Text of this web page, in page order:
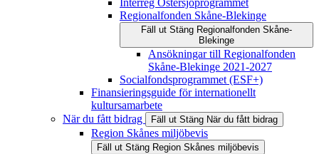
Interreg Östersjöprogrammet
Regionalfonden Skåne-Blekinge
Fäll ut Stäng Regionalfonden Skåne-
Blekinge
Ansökningar till Regionalfonden
Skåne-Blekinge 2021-2027
Socialfondsprogrammet (ESF+)
Finansieringsguide för internationellt
kultursamarbete
När du fått bidrag
Fäll ut Stäng När du fått bidrag
Region Skånes miljöbevis
Fäll ut Stäng Region Skånes miljöbevis